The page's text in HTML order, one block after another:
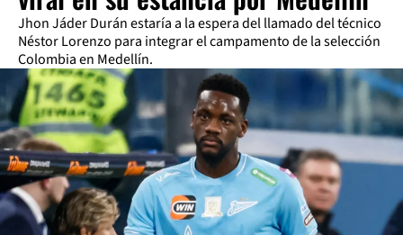
Jhon Jáder Durán estaría a la espera del llamado del técnico
Néstor Lorenzo para integrar el campamento de la selección
Colombia en Medellín.